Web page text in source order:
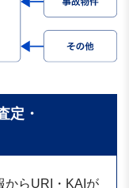
定・
からURI・KAIが